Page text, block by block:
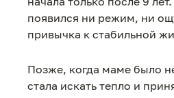
появился ни режим, ни
привычка к стабильной
Позже, когда маме было
стала искать тепло и